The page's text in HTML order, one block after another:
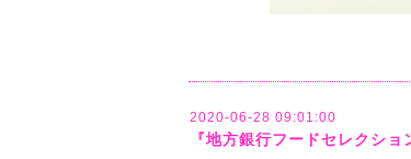
2020-06-28 09:01:00
『地方銀行フードセレクシ